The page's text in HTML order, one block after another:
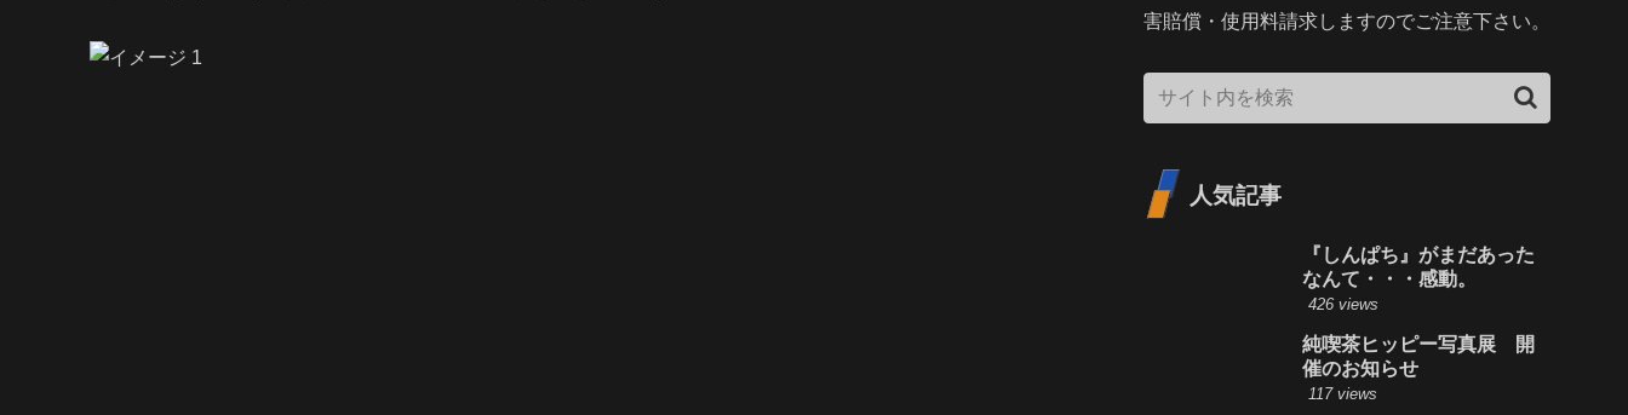
害賠償・使用料請求しますのでご注意下さい。
人気記事
『しんぱち』がまだあった
なんて・・・感動。
426 views
純喫茶ヒッピー写真展 開
催のお知らせ
117 views